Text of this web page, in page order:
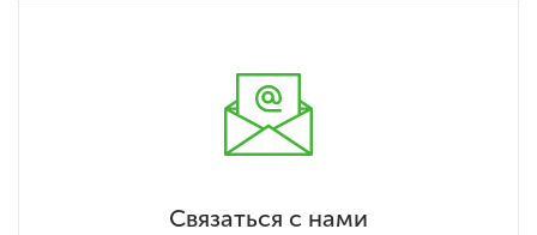
Связаться с нами